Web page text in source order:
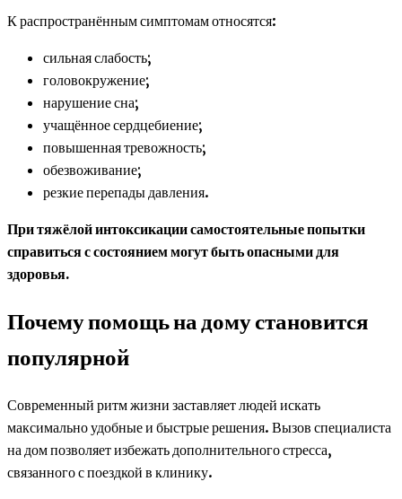
К распространённым симптомам относятся:
сильная слабость;
головокружение;
нарушение сна;
учащённое сердцебиение;
повышенная тревожность;
обезвоживание;
резкие перепады давления.
При тяжёлой интоксикации самостоятельные попытки
справиться с состоянием могут быть опасными для
здоровья.
Почему помощь на дому становится
популярной
Современный ритм жизни заставляет людей искать
максимально удобные и быстрые решения. Вызов специалиста
на дом позволяет избежать дополнительного стресса,
связанного с поездкой в клинику.